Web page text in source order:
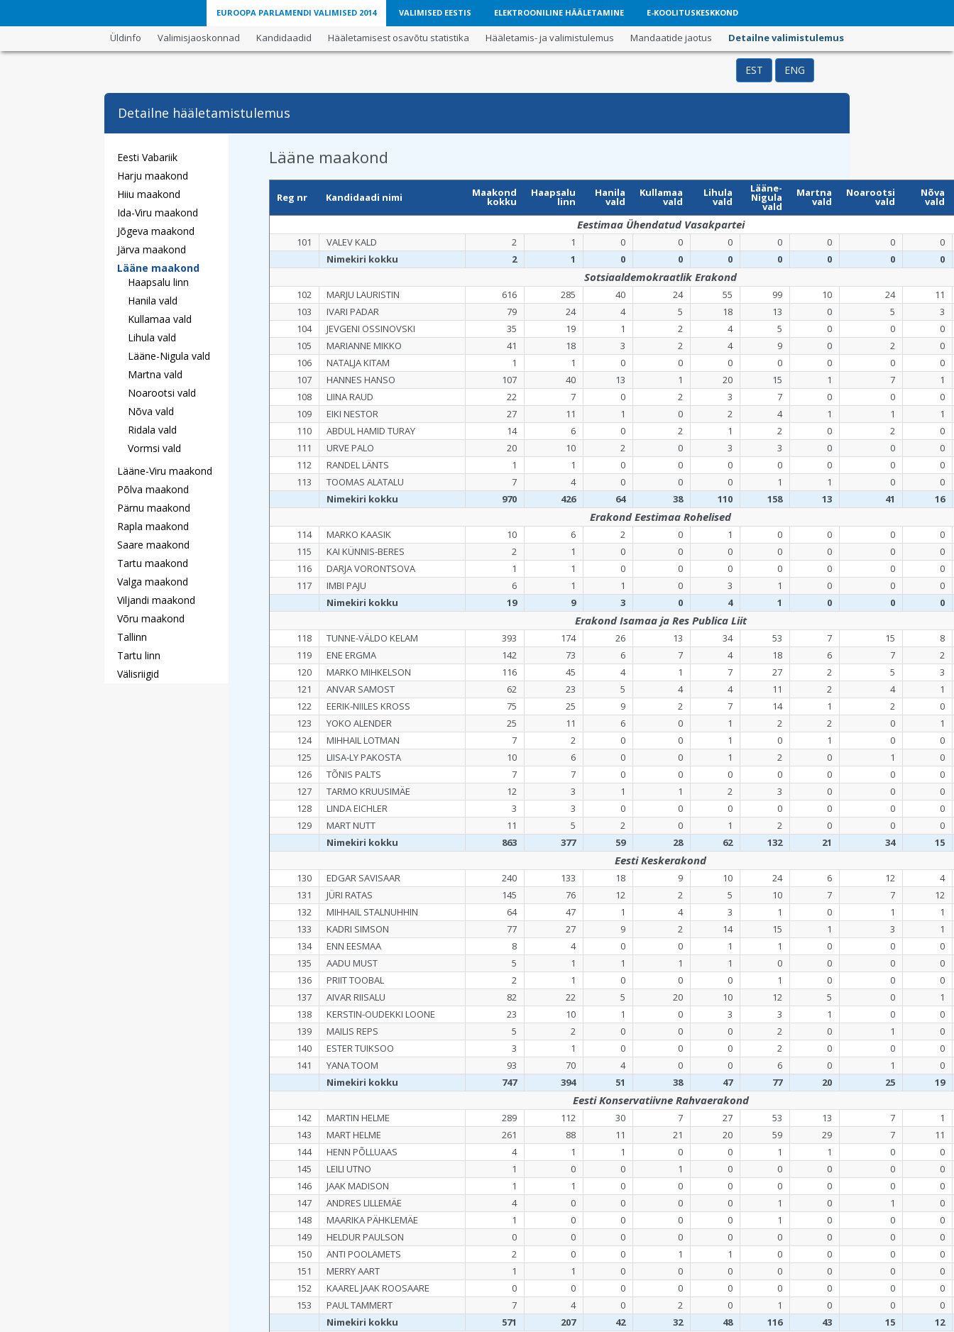
EUROOPA PARLAMENDI VALIMISED 2014 VALIMISED EESTIS ELEKTROONILINE HÄÄLETAMINE E-KOOLITUSKESKKOND
Üldinfo Valimisjaoskonnad Kandidaadid Hääletamisest osavõtu statistika Hääletamis- ja valimistulemus Mandaatide jaotus Detailne valimistulemus
EST ENG
Detailne hääletamistulemus
Eesti Vabariik
Harju maakond
Hiiu maakond
Ida-Viru maakond
Jõgeva maakond
Järva maakond
Lääne maakond
Haapsalu linn
Hanila vald
Kullamaa vald
Lihula vald
Lääne-Nigula vald
Martna vald
Noarootsi vald
Nõva vald
Ridala vald
Vormsi vald
Lääne-Viru maakond
Põlva maakond
Pärnu maakond
Rapla maakond
Saare maakond
Tartu maakond
Valga maakond
Viljandi maakond
Võru maakond
Tallinn
Tartu linn
Välisriigid
Lääne maakond
Reg nr Kandidaadi nimi Maakond
kokku
Haapsalu
linn
Hanila
vald
Kullamaa
vald
Lihula
vald
Lääne-
Nigula
vald
Martna
vald
Noarootsi
vald
Nõva
vald
Eestimaa Ühendatud Vasakpartei
101 VALEV KALD 2 1 0 0 0 0 0 0
0
Nimekiri kokku
2 1 0 0 0 0 0 0 0
Sotsiaaldemokraatlik Erakond
102 MARJU LAURISTIN 616 285 40 24 55 99 10 24
11
103
IVARI PADAR 79 24 4 5 18 13 0 5
3
104
JEVGENI OSSINOVSKI 35 19 1 2 4 5 0 0
0
105
MARIANNE MIKKO 41 18 3 2 4 9 0 2
0
106
NATALJA KITAM 1 1 0 0 0 0 0 0
0
107
HANNES HANSO 107 40 13 1 20 15 1 7
1
108
LIINA RAUD 22 7 0 2 3 7 0 0
0
109
EIKI NESTOR 27 11 1 0 2 4 1 1
1
110
ABDUL HAMID TURAY 14 6 0 2 1 2 0 2
0
111
URVE PALO 20 10 2 0 3 3 0 0
0
112
RANDEL LÄNTS 1 1 0 0 0 0 0 0
0
113
TOOMAS ALATALU 7 4 0 0 0 1 1 0
0
Nimekiri kokku
970 426 64 38 110 158 13 41 16
Erakond Eestimaa Rohelised
114 MARKO KAASIK 10 6 2 0 1 0 0 0
0
115
KAI KÜNNIS-BERES 2 1 0 0 0 0 0 0
0
116
DARJA VORONTSOVA 1 1 0 0 0 0 0 0
0
117
IMBI PAJU 6 1 1 0 3 1 0 0
0
Nimekiri kokku
19 9 3 0 4 1 0 0 0
Erakond Isamaa ja Res Publica Liit
118 TUNNE-VÄLDO KELAM 393 174 26 13 34 53 7 15
8
119
ENE ERGMA 142 73 6 7 4 18 6 7
2
120
MARKO MIHKELSON 116 45 4 1 7 27 2 5
3
121
ANVAR SAMOST 62 23 5 4 4 11 2 4
1
122
EERIK-NIILES KROSS 75 25 9 2 7 14 1 2
0
123
YOKO ALENDER 25 11 6 0 1 2 2 0
1
124
MIHHAIL LOTMAN 7 2 0 0 1 0 1 0
0
125
LIISA-LY PAKOSTA 10 6 0 0 1 2 0 1
0
126
TÕNIS PALTS 7 7 0 0 0 0 0 0
0
127
TARMO KRUUSIMÄE 12 3 1 1 2 3 0 0
0
128
LINDA EICHLER 3 3 0 0 0 0 0 0
0
129
MART NUTT 11 5 2 0 1 2 0 0
0
Nimekiri kokku
863 377 59 28 62 132 21 34 15
Eesti Keskerakond
130 EDGAR SAVISAAR 240 133 18 9 10 24 6 12
4
131
JÜRI RATAS 145 76 12 2 5 10 7 7
12
132
MIHHAIL STALNUHHIN 64 47 1 4 3 1 0 1
1
133
KADRI SIMSON 77 27 9 2 14 15 1 3
1
134
ENN EESMAA 8 4 0 0 1 1 0 0
0
135
AADU MUST 5 1 1 1 1 0 0 0
0
136
PRIIT TOOBAL 2 1 0 0 0 1 0 0
0
137
AIVAR RIISALU 82 22 5 20 10 12 5 0
1
138
KERSTIN-OUDEKKI LOONE 23 10 1 0 3 3 1 0
0
139
MAILIS REPS 5 2 0 0 0 2 0 1
0
140
ESTER TUIKSOO 3 1 0 0 0 2 0 0
0
141
YANA TOOM 93 70 4 0 0 6 0 1
0
Nimekiri kokku
747 394 51 38 47 77 20 25 19
Eesti Konservatiivne Rahvaerakond
142 MARTIN HELME 289 112 30 7 27 53 13 7
1
143
MART HELME 261 88 11 21 20 59 29 7
11
144
HENN PÕLLUAAS 4 1 1 0 0 1 1 0
0
145
LEILI UTNO 1 0 0 1 0 0 0 0
0
146
JAAK MADISON 1 1 0 0 0 0 0 0
0
147
ANDRES LILLEMÄE 4 0 0 0 0 1 0 1
0
148
MAARIKA PÄHKLEMÄE 1 0 0 0 0 1 0 0
0
149
HELDUR PAULSON 0 0 0 0 0 0 0 0
0
150
ANTI POOLAMETS 2 0 0 1 1 0 0 0
0
151
MERRY AART 1 1 0 0 0 0 0 0
0
152
KAAREL JAAK ROOSAARE 0 0 0 0 0 0 0 0
0
153
PAUL TAMMERT 7 4 0 2 0 1 0 0
0
Nimekiri kokku
571 207 42 32 48 116 43 15 12